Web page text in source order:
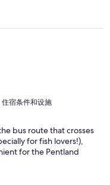
宿条件和设施
bus route that crosses
for fish lovers!),
for the Pentland